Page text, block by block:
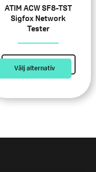
ATIM ACW SF8-TST
Sigfox Network
Tester
Välj alternativ
alternativen
kan
produktsidan